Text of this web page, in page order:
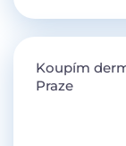
Koupím
Praze